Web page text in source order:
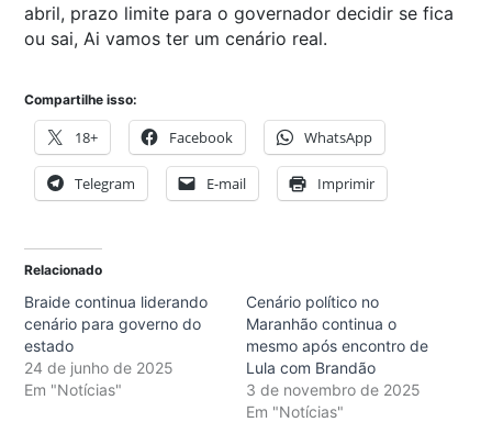
abril, prazo limite para o governador decidir se fica
ou sai, Ai vamos ter um cenário real.
Compartilhe isso:
18+ Facebook WhatsApp
Telegram E-mail Imprimir
Relacionado
Braide continua liderando
cenário para governo do
estado
24 de junho de 2025
Em "Notícias"
Cenário político no
Maranhão continua o
mesmo após encontro de
Lula com Brandão
3 de novembro de 2025
Em "Notícias"